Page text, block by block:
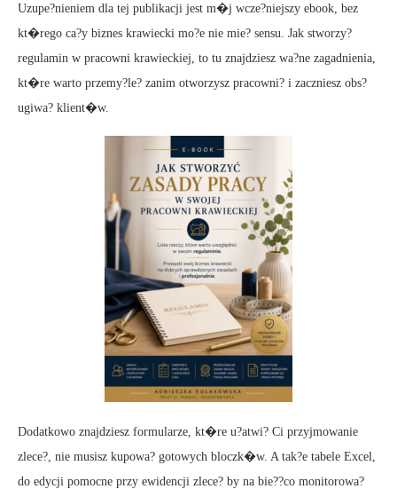
Uzupe?nieniem dla tej publikacji jest m�j wcze?niejszy ebook, bez
kt�rego ca?y biznes krawiecki mo?e nie mie? sensu. Jak stworzy?
regulamin w pracowni krawieckiej, to tu znajdziesz wa?ne zagadnienia,
kt�re warto przemy?le? zanim otworzysz pracowni? i zaczniesz obs?
ugiwa? klient�w.
Dodatkowo znajdziesz formularze, kt�re u?atwi? Ci przyjmowanie
zlece?, nie musisz kupowa? gotowych bloczk�w. A tak?e tabele Excel,
do edycji pomocne przy ewidencji zlece? by na bie??co monitorowa?